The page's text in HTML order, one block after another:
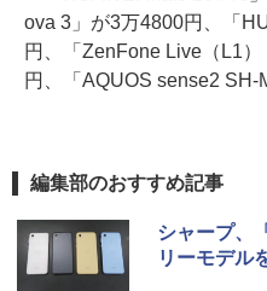
ova 3」が3万4800円、「
円、「ZenFone Live（L1
円、「AQUOS sense2 SH-
編集部のおすすめ記事
シャープ、
リーモデル